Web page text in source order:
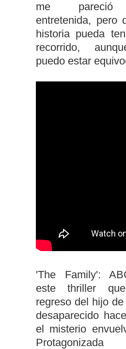
me pareció
entretenida, pero
historia pueda
recorrido,
puedo estar
'The Family':
este thriller
regreso del hijo
desaparecido
el misterio